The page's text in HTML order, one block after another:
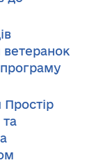
ветеранок
Простір